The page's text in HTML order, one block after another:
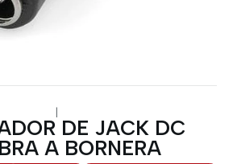
|
DE JACK DC
A BORNERA